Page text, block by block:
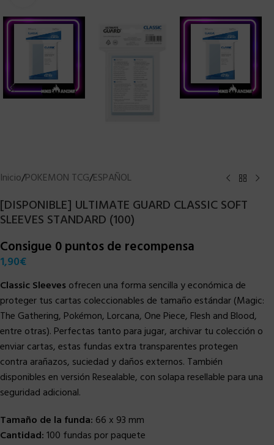
Inicio/POKEMON TCG/ESPAÑOL
[DISPONIBLE] ULTIMATE GUARD CLASSIC SOFT
SLEEVES STANDARD (100)
Consigue 0 puntos de recompensa
1,90€
Classic Sleevesofrecen una forma sencilla y económica de
proteger tus cartas coleccionables de tamaño estándar (Magic:
The Gathering, Pokémon, Lorcana, One Piece, Flesh and Blood,
entre otras). Perfectas tanto para jugar, archivar tu colección o
enviar cartas, estas fundas extra transparentes protegen
contra arañazos, suciedad y daños externos. También
disponibles en versión Resealable, con solapa resellable para una
seguridad adicional.
Tamaño de la funda: 66 x 93 mm
Cantidad:100 fundas por paquete